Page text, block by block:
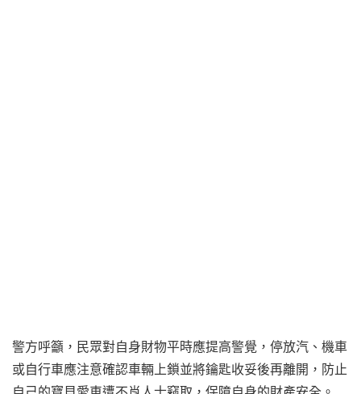
警方呼籲，民眾對自身財物平時應提高警覺，停放汽、機車
或自行車應注意確認車輛上鎖並將鑰匙收妥後再離開，防止